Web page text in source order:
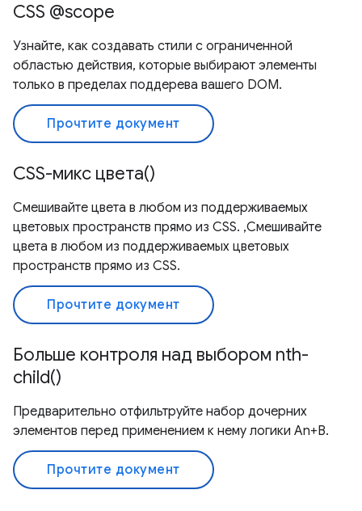
CSS @scope
Узнайте, как создавать стили с ограниченной
областью действия, которые выбирают элементы
только в пределах поддерева вашего DOM.
Прочтите документ
CSS-микс цвета()
Смешивайте цвета в любом из поддерживаемых
цветовых пространств прямо из CSS. ,Смешивайте
цвета в любом из поддерживаемых цветовых
пространств прямо из CSS.
Прочтите документ
Больше контроля над выбором nth-
child()
Предварительно отфильтруйте набор дочерних
элементов перед применением к нему логики An+B.
Прочтите документ